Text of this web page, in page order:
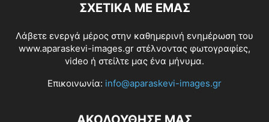
ΣΧΕΤΙΚΆ ΜΕ ΕΜΆΣ
Λάβετε ενεργά μέρος στην καθημερινή ενημέρωση του
www.aparaskevi-images.gr στέλνοντας φωτογραφίες,
video ή στείλτε μας ένα μήνυμα.
Επικοινωνία: info@aparaskevi-images.gr